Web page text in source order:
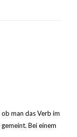
man das Verb im
Bei einem